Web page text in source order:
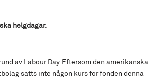
helgdagar.
av Labour Day. Eftersom den amerikanska
sätts inte någon kurs för fonden denna